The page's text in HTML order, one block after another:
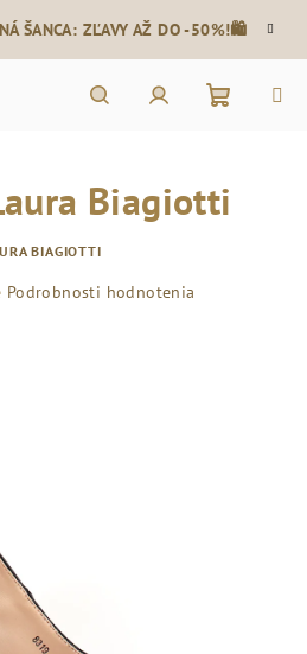
ŠANCA: ZĽAVY AŽ DO -50%!🛍️
košík
Biagiotti
BIAGIOTTI
Podrobnosti hodnotenia